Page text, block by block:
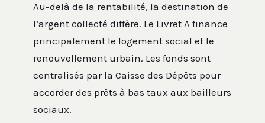
Au-delà de la rentabilité, la destination de
l’argent collecté diffère. Le Livret A finance
principalement le logement social et le
renouvellement urbain. Les fonds sont
centralisés par la Caisse des Dépôts pour
accorder des prêts à bas taux aux bailleurs
sociaux.